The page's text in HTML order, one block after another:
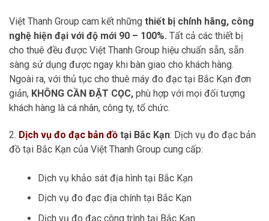
Việt Thanh Group cam kết những thiết bị chính hãng, công
nghệ hiện đại với độ mới 90 – 100%. Tất cả các thiết bị
cho thuê đều được Việt Thanh Group hiệu chuẩn sẵn, sẵn
sàng sử dụng được ngay khi bàn giao cho khách hàng.
Ngoài ra, với thủ tục cho thuê máy đo đạc tại Bắc Kạn đơn
giản, KHÔNG CẦN ĐẶT CỌC, phù hợp với mọi đối tượng
khách hàng là cá nhân, công ty, tổ chức.
2. Dịch vụ đo đạc bản đồ tại Bắc Kạn: Dịch vụ đo đạc bản
đồ tại Bắc Kạn của Việt Thanh Group cung cấp:
Dịch vụ khảo sát địa hình tại Bắc Kạn
Dịch vụ đo đạc địa chính tại Bắc Kạn
Dịch vụ đo đạc công trình tại Bắc Kạn